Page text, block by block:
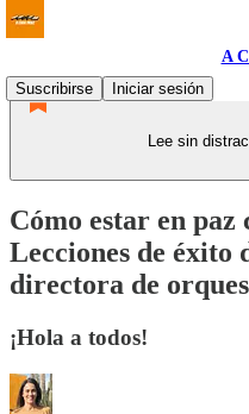
A
Suscribirse
Iniciar sesión
Lee sin
Cómo estar en paz
Lecciones de éxito
directora de
¡Hola a todos!